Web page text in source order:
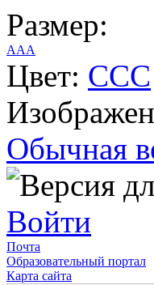
Размер:
AAA
Цвет: CCC
Обычная
Войти
Почта
Образовательный портал
Карта сайта